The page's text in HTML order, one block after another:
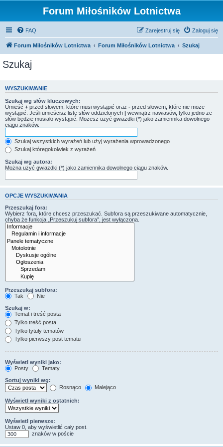
Forum Miłośników Lotnictwa
FAQ Zaloguj się
Zarejestruj się
Forum Miłośników Lotnictwa Forum Miłośników Lotnictwa Szukaj
Szukaj
WYSZUKIWANIE
Szukaj wg słów kluczowych:
Umieść + przed słowem, które musi wystąpić oraz - przed słowem, które nie może
wystąpić. Jeśli umieścisz listę słów oddzielonych | wewnątrz nawiasów, tylko jedno ze
słów będzie musiało wystąpić. Możesz użyć gwiazdki (*) jako zamiennika dowolnego
ciągu znaków.
Szukaj wszystkich wyrażeń lub użyj wyrażenia wprowadzonego
Szukaj któregokolwiek z wyrażeń
Szukaj wg autora:
Można użyć gwiazdki (*) jako zamiennika dowolnego ciągu znaków.
OPCJE WYSZUKIWANIA
Przeszukaj fora:
Wybierz fora, które chcesz przeszukać. Subfora są przeszukiwane automatycznie,
chyba że funkcja „Przeszukuj subfora”, jest wyłączona.
Przeszukaj subfora:
Tak
Nie
Szukaj w:
Temat i treść posta
Tylko treść posta
Tylko tytuły tematów
Tylko pierwszy post tematu
Wyświetl wyniki jako:
Posty
Tematy
Sortuj wyniki wg:
Rosnąco
Malejąco
Wyświetl wyniki z ostatnich:
Wyświetl pierwsze:
Ustaw 0, aby wyświetlić cały post.
znaków w poście